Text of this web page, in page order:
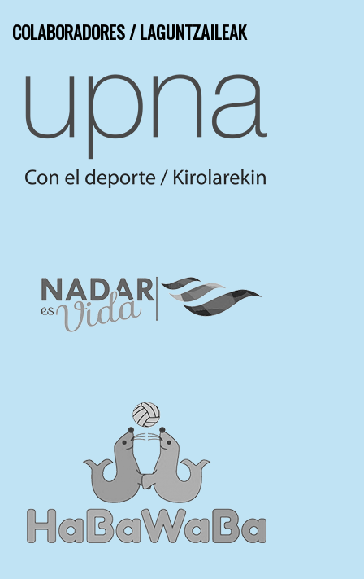
COLABORADORES / LAGUNTZAILEAK